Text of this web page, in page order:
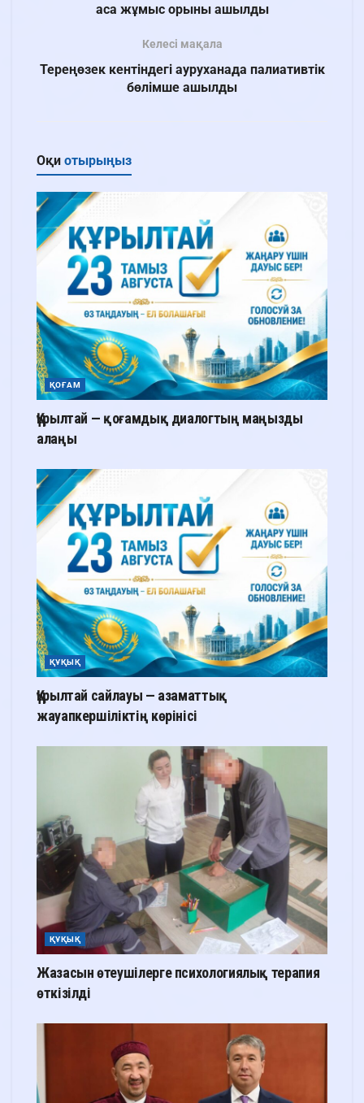
аса жұмыс орыны ашылды
Келесі мақала
Тереңөзек кентіндегі ауруханада палиативтік
бөлімше ашылды
Оқи отырыңыз
ҚОҒАМ
Құрылтай — қоғамдық диалогтың маңызды
алаңы
ҚҰҚЫҚ
Құрылтай сайлауы — азаматтық
жауапкершіліктің көрінісі
ҚҰҚЫҚ
Жазасын өтеушілерге психологиялық терапия
өткізілді